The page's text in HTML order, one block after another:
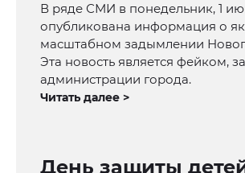
В ряде СМИ в понедельник, 1
опубликована информация о
масштабном задымлении
Эта новость является фейком,
администрации города.
Читать далее >
День защиты